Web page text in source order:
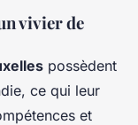
vivier de
possèdent
ce qui leur
et